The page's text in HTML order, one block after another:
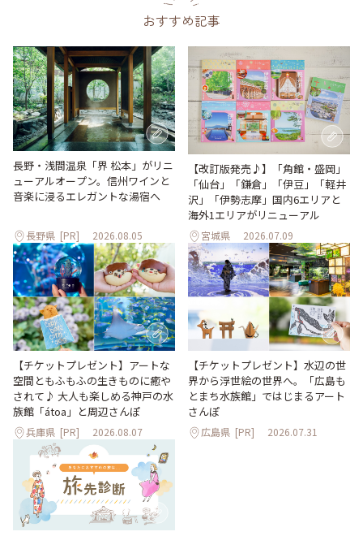
おすすめ記事
長野・浅間温泉「界 松本」がリニ
ューアルオープン。信州ワインと
音楽に浸るエレガントな湯宿へ
長野県 [PR] 2026.08.05
【改訂版発売♪】「角館・盛岡」
「仙台」「鎌倉」「伊豆」「軽井
沢」「伊勢志摩」国内6エリアと
海外1エリアがリニューアル
宮城県 2026.07.09
【チケットプレゼント】アートな
空間ともふもふの生きものに癒や
されて♪ 大人も楽しめる神戸の水
族館「átoa」と周辺さんぽ
兵庫県 [PR] 2026.08.07
【チケットプレゼント】水辺の世
界から浮世絵の世界へ。「広島も
とまち水族館」ではじまるアート
さんぽ
広島県 [PR] 2026.07.31